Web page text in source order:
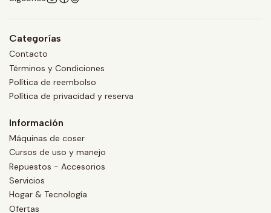
Categorías
Contacto
Términos y Condiciones
Política de reembolso
Política de privacidad y reserva
Información
Máquinas de coser
Cursos de uso y manejo
Repuestos - Accesorios
Servicios
Hogar & Tecnología
Ofertas